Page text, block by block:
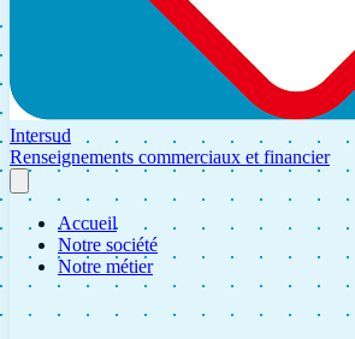
Intersud
Renseignements commerciaux et financier
Accueil
Notre société
Notre métier